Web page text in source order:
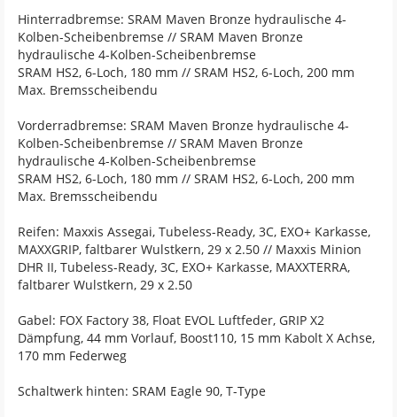
Hinterradbremse: SRAM Maven Bronze hydraulische 4-
Kolben-Scheibenbremse // SRAM Maven Bronze
hydraulische 4-Kolben-Scheibenbremse
SRAM HS2, 6-Loch, 180 mm // SRAM HS2, 6-Loch, 200 mm
Max. Bremsscheibendu
Vorderradbremse: SRAM Maven Bronze hydraulische 4-
Kolben-Scheibenbremse // SRAM Maven Bronze
hydraulische 4-Kolben-Scheibenbremse
SRAM HS2, 6-Loch, 180 mm // SRAM HS2, 6-Loch, 200 mm
Max. Bremsscheibendu
Reifen: Maxxis Assegai, Tubeless-Ready, 3C, EXO+ Karkasse,
MAXXGRIP, faltbarer Wulstkern, 29 x 2.50 // Maxxis Minion
DHR II, Tubeless-Ready, 3C, EXO+ Karkasse, MAXXTERRA,
faltbarer Wulstkern, 29 x 2.50
Gabel: FOX Factory 38, Float EVOL Luftfeder, GRIP X2
Dämpfung, 44 mm Vorlauf, Boost110, 15 mm Kabolt X Achse,
170 mm Federweg
Schaltwerk hinten: SRAM Eagle 90, T-Type